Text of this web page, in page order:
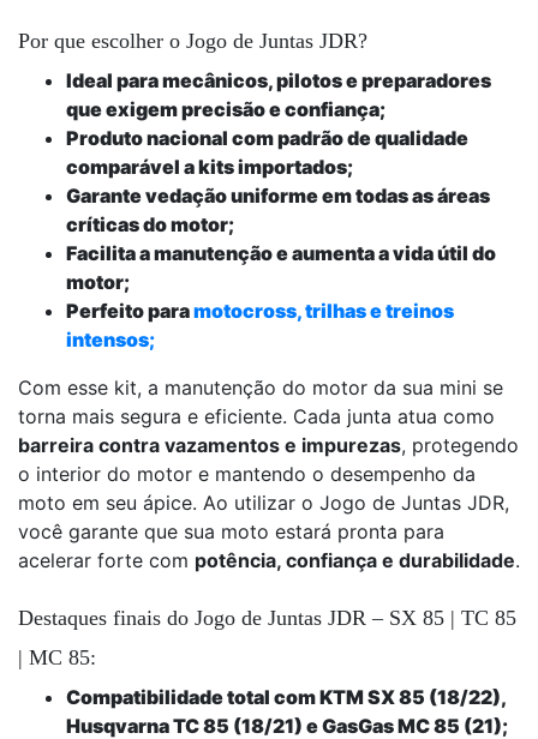
Por que escolher o Jogo de Juntas JDR?
Ideal para mecânicos, pilotos e preparadores
que exigem precisão e confiança;
Produto nacional com padrão de qualidade
comparável a kits importados;
Garante vedação uniforme em todas as áreas
críticas do motor;
Facilita a manutenção e aumenta a vida útil do
motor;
Perfeito paramotocross, trilhas e treinos
intensos;
Com esse kit, a manutenção do motor da sua mini se
torna mais segura e eficiente. Cada junta atua como
barreira contra vazamentos e impurezas, protegendo
o interior do motor e mantendo o desempenho da
moto em seu ápice. Ao utilizar o Jogo de Juntas JDR,
você garante que sua moto estará pronta para
acelerar forte com potência, confiança e durabilidade.
Destaques finais do Jogo de Juntas JDR – SX 85 | TC 85
| MC 85:
Compatibilidade total com KTM SX 85 (18/22),
Husqvarna TC 85 (18/21) e GasGas MC 85 (21);